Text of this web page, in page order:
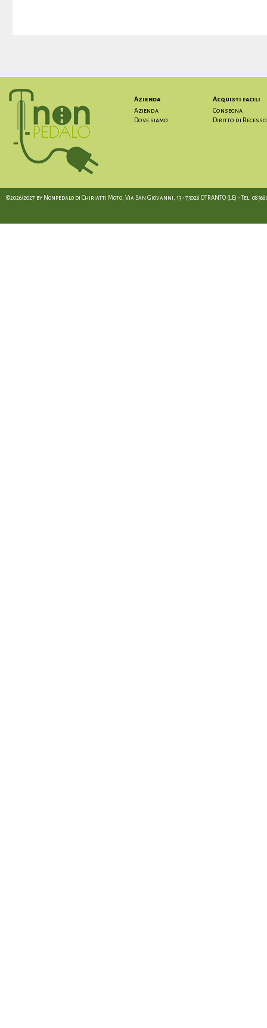
Azienda
Azienda
Dove siamo
Acquisti facili
Consegna
Diritto di Recesso
©2026/2027 by Nonpedalo di Chiriatti Moto, Via San Giovanni, 13 - 73028 OTRANTO (LE) - Tel.